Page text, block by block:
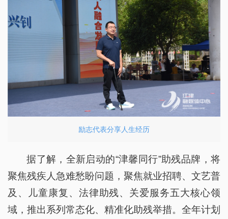
励志代表分享人生经历
据了解，全新启动的“津馨同行”助残品牌，将
聚焦残疾人急难愁盼问题，聚焦就业招聘、文艺普
及、儿童康复、法律助残、关爱服务五大核心领
域，推出系列常态化、精准化助残举措。全年计划